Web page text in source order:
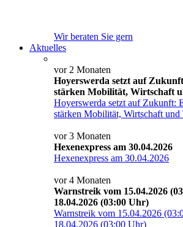
Wir beraten Sie gern
Aktuelles
vor 2 Monaten
Hoyerswerda setzt auf
stärken Mobilität, Wirtschaft
Hoyerswerda setzt auf Zukunft:
stärken Mobilität, Wirtschaft und
vor 3 Monaten
Hexenexpress am 30.04.2026
Hexenexpress am 30.04.2026
vor 4 Monaten
Warnstreik vom 15.04.2026
18.04.2026 (03:00 Uhr)
Warnstreik vom 15.04.2026
18.04.2026 (03:00 Uhr)